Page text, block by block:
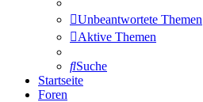
Unbeantwortete Themen
Aktive Themen
Suche
Startseite
Foren